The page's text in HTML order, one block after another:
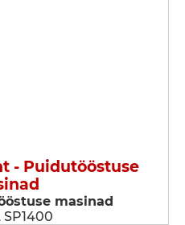
- Puidutööstuse
masinad